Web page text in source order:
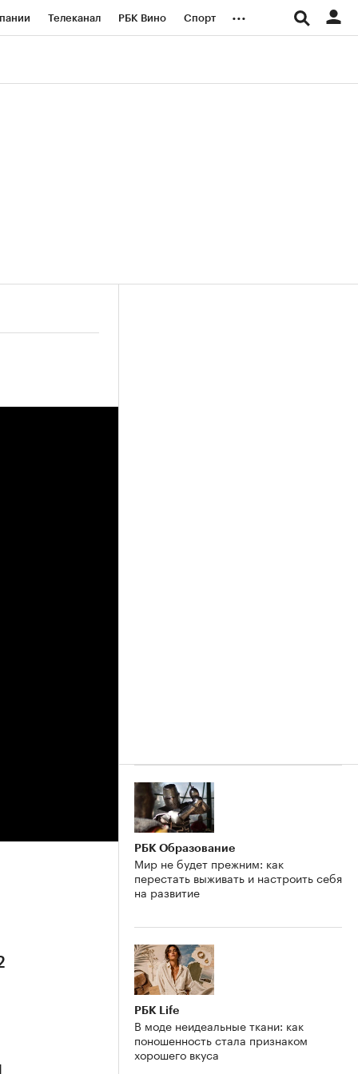
Телеканал РБК Вино Спорт ...
РБК Образование
Мир не будет прежним: как
перестать выживать и настроить себя
на развитие
РБК Life
В моде неидеальные ткани: как
поношенность стала признаком
хорошего вкуса